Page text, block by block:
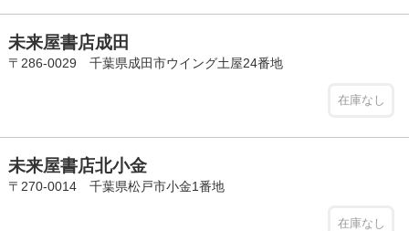
未来屋書店成田
〒286-0029 千葉県成田市ウイング土屋24番地
在庫なし
未来屋書店北小金
〒270-0014 千葉県松戸市小金1番地
在庫なし